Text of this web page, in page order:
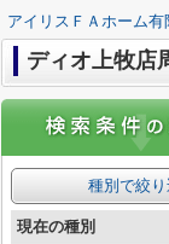
アイリスＦＡホーム有
ディオ上牧店
種別で絞
現在の種別